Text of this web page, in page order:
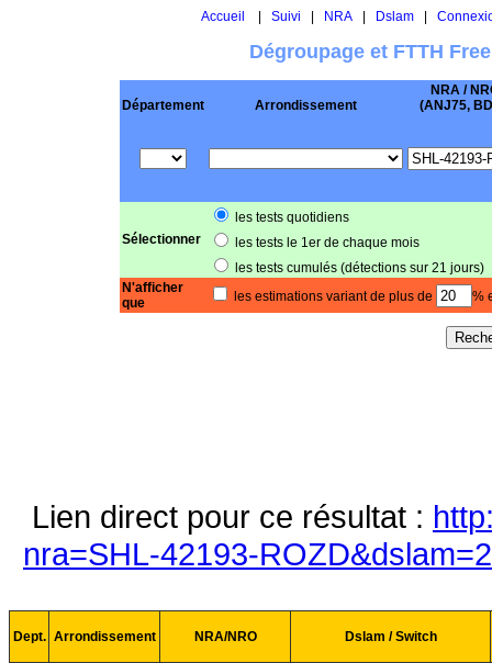
Accueil Suivi NRA| Dslam|
Dégroupage et FTTH
Département Arrondissement
NRA /
(ANJ75,
Sélectionner
les tests quotidiens
les tests le 1er de chaque mois
les tests cumulés (détections sur 21 jours)
N'afficher
que
les estimations variant de plus de %
Lien direct pour ce résultat :
nra=SHL-42193-
Dept. Arrondissement NRA/NRO Dslam / Switch